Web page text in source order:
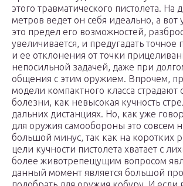
этого травматического пистолета. На
метров ведет он себя идеально, а вот
это предел его возможностей,
увеличивается, и предугадать точное
и ее отклонения от точки
непосильной задачей, даже при
общения с этим оружием. Впрочем,
модели компактного класса страдают
болезни, как невысокая кучность
дальних дистанциях. Но, как уже
для оружия самообороны это совсем
большой минус, так как на коротких
цели кучности пистолета хватает с
более животрепещущим вопросом
данный момент является большой